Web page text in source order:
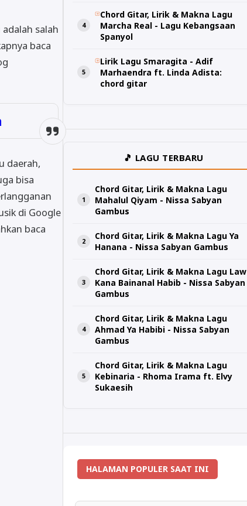
salah
baca
daerah,
bisa
di Google
baca
Chord Gitar, Lirik & Makna Lagu
Marcha Real - Lagu Kebangsaan
Spanyol
Lirik Lagu Smaragita - Adif
Marhaendra ft. Linda Adista:
chord gitar
🎵 LAGU TERBARU
Chord Gitar, Lirik & Makna Lagu
Mahalul Qiyam - Nissa Sabyan
Gambus
Chord Gitar, Lirik & Makna Lagu Ya
Hanana - Nissa Sabyan Gambus
Chord Gitar, Lirik & Makna Lagu Law
Kana Bainanal Habib - Nissa Sabyan
Gambus
Chord Gitar, Lirik & Makna Lagu
Ahmad Ya Habibi - Nissa Sabyan
Gambus
Chord Gitar, Lirik & Makna Lagu
Kebinaria - Rhoma Irama ft. Elvy
Sukaesih
HALAMAN POPULER SAAT INI